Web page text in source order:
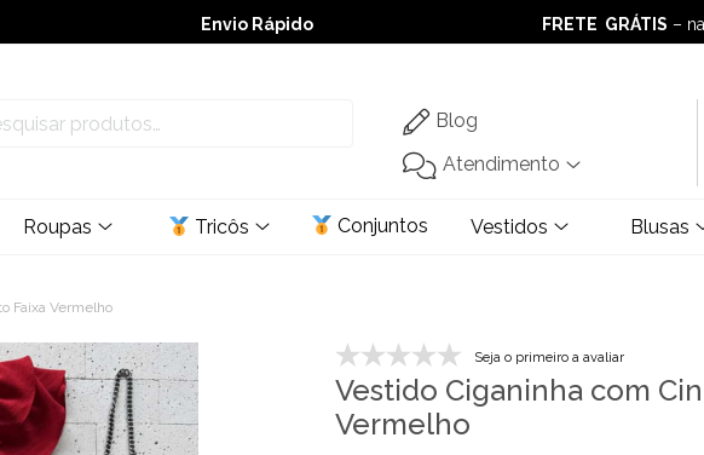
Envio Rápido
➚ Ofertas– Até 60% OFF
FRETE GRÁTIS –
FRETE GRÁTIS–
Blog
Atendimento
Roupas Tricôs Conjuntos Vestidos Blusas
Faixa Vermelho
Seja o primeiro a avaliar
Vestido Ciganinha com
Vermelho